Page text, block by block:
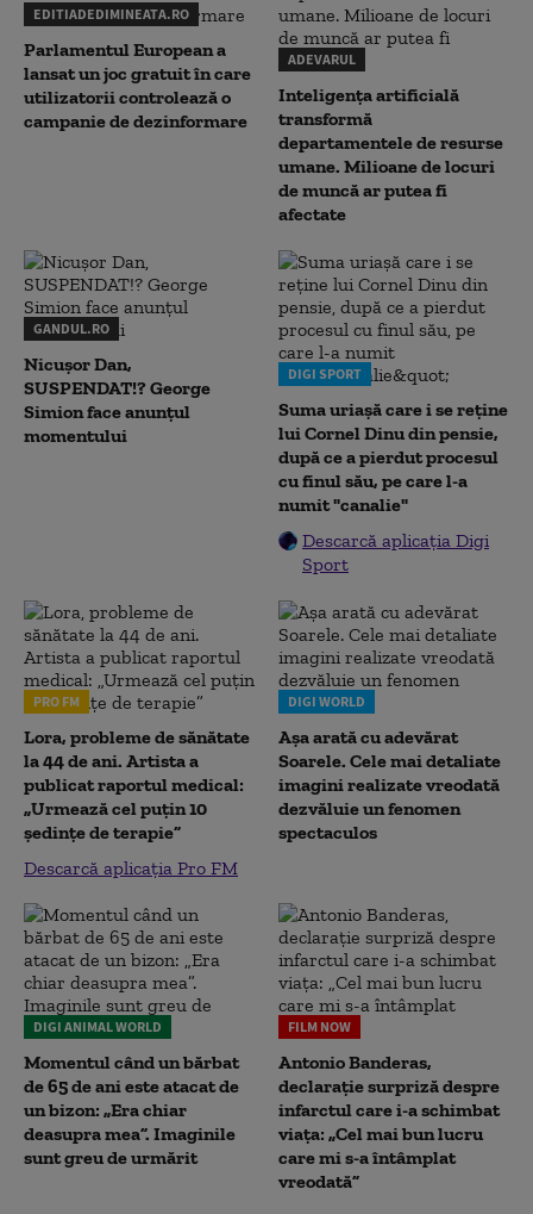
EDITIADEDIMINEATA.RO
Parlamentul European a
lansat un joc gratuit în care
utilizatorii controlează o
campanie de dezinformare
ADEVARUL
Inteligența artificială
transformă
departamentele de resurse
umane. Milioane de locuri
de muncă ar putea fi
afectate
GANDUL.RO
Nicușor Dan,
SUSPENDAT!? George
Simion face anunțul
momentului
DIGI SPORT
Suma uriașă care i se reține
lui Cornel Dinu din pensie,
după ce a pierdut procesul
cu finul său, pe care l-a
numit "canalie"
Descarcă aplicația Digi
Sport
PRO FM
Lora, probleme de sănătate
la 44 de ani. Artista a
publicat raportul medical:
„Urmează cel puțin 10
ședințe de terapie”
Descarcă aplicația Pro FM
DIGI WORLD
Așa arată cu adevărat
Soarele. Cele mai detaliate
imagini realizate vreodată
dezvăluie un fenomen
spectaculos
DIGI ANIMAL WORLD
Momentul când un bărbat
de 65 de ani este atacat de
un bizon: „Era chiar
deasupra mea”. Imaginile
sunt greu de urmărit
FILM NOW
Antonio Banderas,
declarație surpriză despre
infarctul care i-a schimbat
viața: „Cel mai bun lucru
care mi s-a întâmplat
vreodată”